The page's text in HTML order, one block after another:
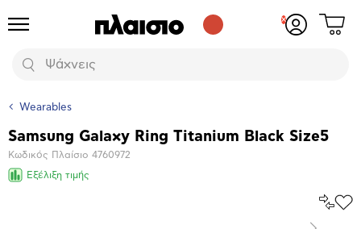
Προϊόντα
Αναζήτηση
Δες
Wearables
Βασικά
χαρακτηριστικά
Samsung Galaxy Ring Titanium Black Size5
Κωδικός Πλαίσιο 4760972
Εξέλιξη τιμής